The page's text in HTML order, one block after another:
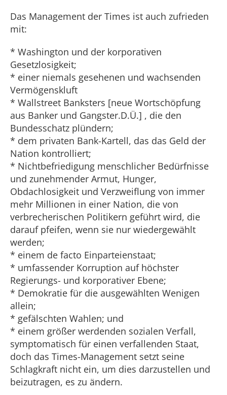
Das Management der Times ist auch zufrieden
mit:
* Washington und der korporativen
Gesetzlosigkeit;
* einer niemals gesehenen und wachsenden
Vermögenskluft
* Wallstreet Banksters [neue Wortschöpfung
aus Banker und Gangster.D.Ü.] , die den
Bundesschatz plündern;
* dem privaten Bank-Kartell, das das Geld der
Nation kontrolliert;
* Nichtbefriedigung menschlicher Bedürfnisse
und zunehmender Armut, Hunger,
Obdachlosigkeit und Verzweiflung von immer
mehr Millionen in einer Nation, die von
verbrecherischen Politikern geführt wird, die
darauf pfeifen, wenn sie nur wiedergewählt
werden;
* einem de facto Einparteienstaat;
* umfassender Korruption auf höchster
Regierungs- und korporativer Ebene;
* Demokratie für die ausgewählten Wenigen
allein;
* gefälschten Wahlen; und
* einem größer werdenden sozialen Verfall,
symptomatisch für einen verfallenden Staat,
doch das Times-Management setzt seine
Schlagkraft nicht ein, um dies darzustellen und
beizutragen, es zu ändern.